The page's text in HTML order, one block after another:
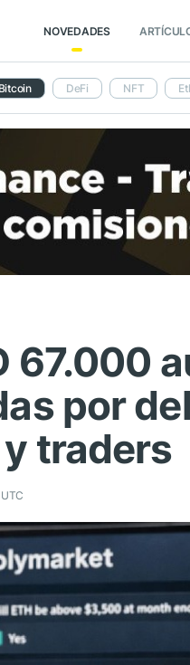
NOVEDADES
Bitcoin DeFi NFT
67.000
por
traders